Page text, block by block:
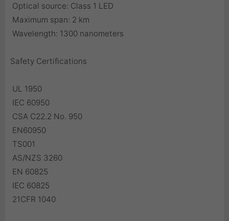
 Optical source: Class 1 LED
 Maximum span: 2 km
 Wavelength: 1300 nanometers
Safety Certifications
 UL 1950
 IEC 60950
 CSA C22.2 No. 950
 EN60950
 TS001
 AS/NZS 3260
 EN 60825
 IEC 60825
 21CFR 1040